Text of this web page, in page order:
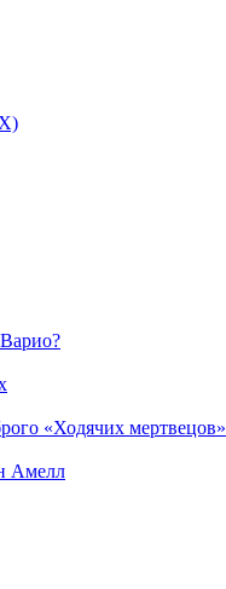
«Ходячих мертвецов»
Амелл